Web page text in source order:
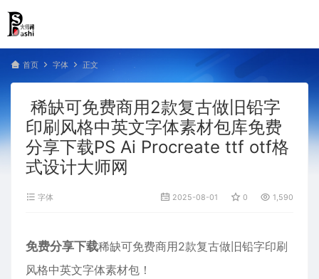
首页 字体 正文
稀缺可免费商用2款复古做旧铅字
印刷风格中英文字体素材包库免费
分享下载PS Ai Procreate ttf otf格
式设计大师网
字体 2025-08-01 0 1,590
免费分享下载稀缺可免费商用2款复古做旧铅字印刷
风格中英文字体素材包！